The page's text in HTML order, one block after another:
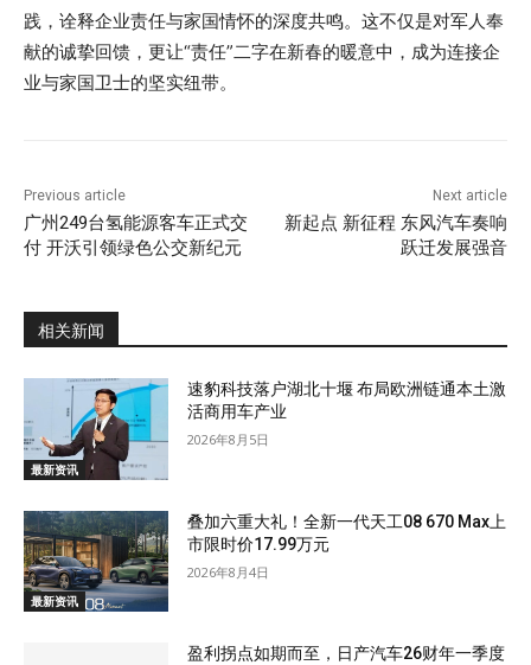
践，诠释企业责任与家国情怀的深度共鸣。这不仅是对军人奉
献的诚挚回馈，更让“责任”二字在新春的暖意中，成为连接企
业与家国卫士的坚实纽带。
Previous article
广州249台氢能源客车正式交
付 开沃引领绿色公交新纪元
Next article
新起点 新征程 东风汽车奏响
跃迁发展强音
相关新闻
最新资讯
速豹科技落户湖北十堰 布局欧洲链通本土激
活商用车产业
2026年8月5日
最新资讯
叠加六重大礼！全新一代天工08 670 Max上
市限时价17.99万元
2026年8月4日
盈利拐点如期而至，日产汽车26财年一季度